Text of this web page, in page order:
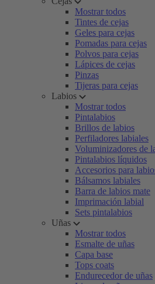
Mostrar todos
Tintes de cejas
Geles para cejas
Pomadas para cejas
Polvos para cejas
Lápices de cejas
Pinzas
Tijeras para cejas
Labios
Mostrar todos
Pintalabios
Brillos de labios
Perfiladores labiales
Voluminizadores de
Pintalabios líquidos
Accesorios para
Bálsamos labiales
Barra de labios mate
Imprimación labial
Sets pintalabios
Uñas
Mostrar todos
Esmalte de uñas
Capa base
Tops coats
Endurecedor de uñas